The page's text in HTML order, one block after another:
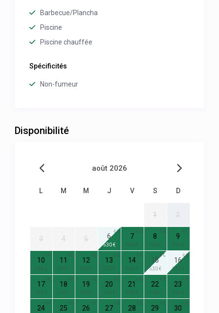
Barbecue/Plancha
Piscine
Piscine chauffée
Spécificités
Non-fumeur
Disponibilité
août 2026
L M M J V S D
1 2
3 4 5 6
530 €
4
7
530 €
8
530 €
9
530 €
10
530 €
11
530 €
12
530 €
13
530 €
14
530 €
15
530 €
4
16
530 €
4
17
530 €
18
530 €
19
530 €
20
530 €
21
530 €
22
530 €
23
530 €
24 25 26 27 28 29 30